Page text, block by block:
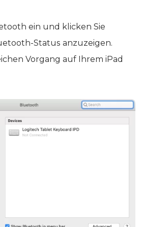
ein und klicken Sie
Status anzuzeigen.
Vorgang auf Ihrem iPad